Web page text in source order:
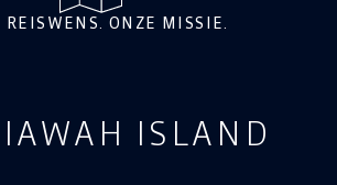
REISWENS. ONZE MISSIE.
ISLAND